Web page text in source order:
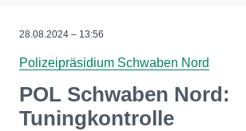
28.08.2024 – 13:56
Polizeipräsidium Schwaben Nord
POL Schwaben Nord:
Tuningkontrolle